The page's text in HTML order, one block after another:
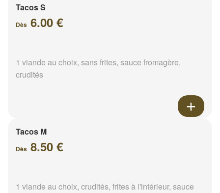
Tacos S
Dès 6.00 €
1 viande au choix, sans frites, sauce fromagère,
crudités
Tacos M
Dès 8.50 €
1 viande au choix, crudités, frites à l'intérieur, sauce